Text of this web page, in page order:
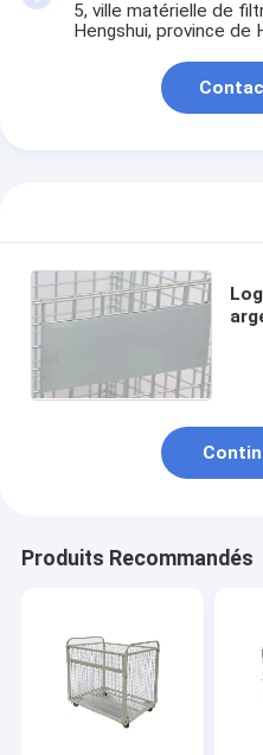
5, ville matérielle de
Hengshui, province de
Produits Recommandés